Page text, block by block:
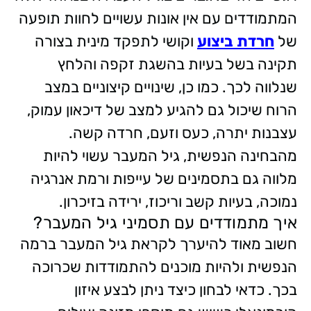
המתמודדים עם אין אונות עשויים לחוות תופעה
של חרדת ביצוע וקושי לתפקד מינית בצורה
תקינה בשל בעיות בהשגת זקפה והלחץ
שנלווה לכך. כמו כן, שינויים קיצוניים במצב
הרוח שיכול גם להגיע למצב של דיכאון עמוק,
עצבנות יתרה, כעס וזעם, חרדה קשה.
מהבחינה הנפשית, גיל המעבר עשוי להיות
מלווה גם בתסמינים של עייפות ורמת אנרגיה
נמוכה, בעיות קשב וריכוז, ירידה בזיכרון.
איך מתמודדים עם תסמיני גיל המעבר?
חשוב מאוד להיערך לקראת גיל המעבר ברמה
הנפשית ולהיות מוכנים להתמודדות שכרוכה
בכך. כדאי לבחון כיצד ניתן לבצע איזון